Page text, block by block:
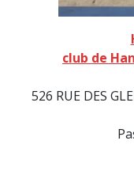
club de
526 RUE DES